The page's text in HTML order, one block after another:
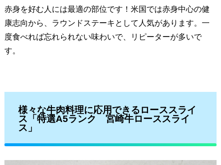
赤身を好む人には最適の部位です！ 米国では赤身中心の健
康志向から、ラウンドステーキとして人気があります。 一
度食べれば忘れられない味わいで、リピーターが多いで
す。
様々な牛肉料理に応用できるローススライ
ス「特選A5ランク 宮崎牛ローススライ
ス」